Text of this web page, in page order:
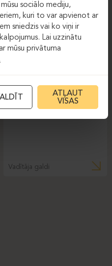
XRAY EXECUTIVE
Vadītāja galdi
sociālo mediju,
kuri to var apvienot ar
sniedzis vai ko viņi ir
Lai uzzinātu
mūsu privātuma
ATĻAUT
VISAS